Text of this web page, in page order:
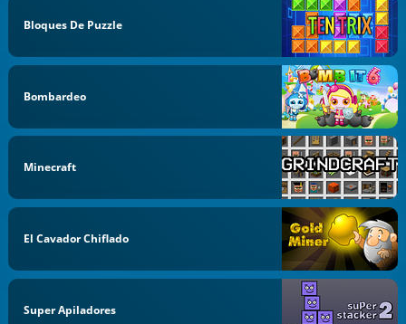
Bloques De Puzzle
Bombardeo
Minecraft
El Cavador Chiflado
Super Apiladores